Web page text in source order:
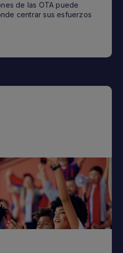
de las OTA puede
centrar sus esfuerzos